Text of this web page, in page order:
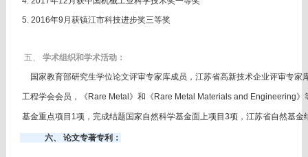
5. 2016年9月获镇江市科技进步奖三等奖
五、 学术组织和学术活动：
国家教育部研究生学位论文评审专家库成员，江苏省高新技术企业评审专家
工程学会会员，《Rare Metal》和《Rare Metal Materials and Engineering
基金重点项目1项，完成结题国家自然科学基金面上项目3项，江苏省自然基
六、 论文专著专利：